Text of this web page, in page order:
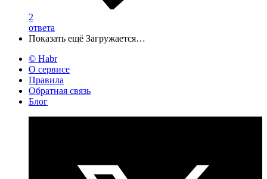
2
ответа
Показать ещё Загружается…
© Habr
О сервисе
Правила
Обратная связь
Блог